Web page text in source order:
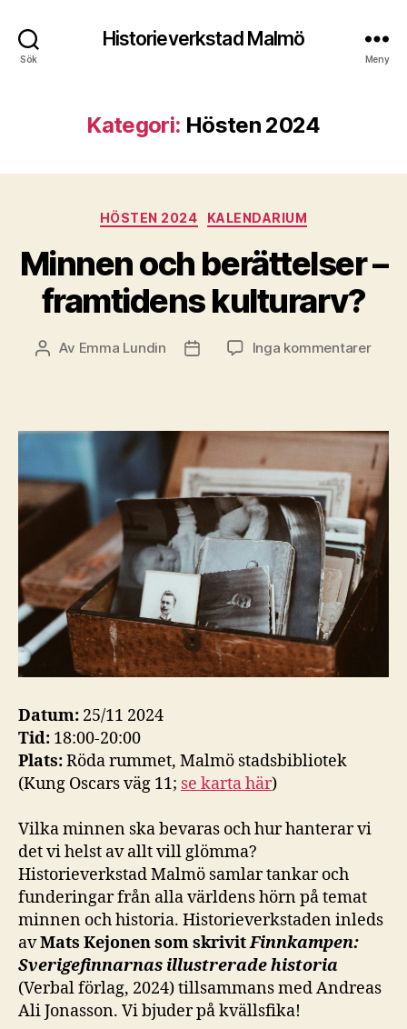
Sök
Historieverkstad Malmö
Meny
Kategori: Hösten 2024
Kategorier
HÖSTEN 2024 KALENDARIUM
Minnen och berättelser –
framtidens kulturarv?
Inläggsförfattare
Av Emma Lundin InläggsdatumInga kommentarertill
Datum: 25/11 2024
Tid: 18:00-20:00
Plats:Röda rummet, Malmö stadsbibliotek
(Kung Oscars väg 11; se karta här)
Vilka minnen ska bevaras och hur hanterar vi
det vi helst av allt vill glömma?
Historieverkstad Malmö samlar tankar och
funderingar från alla världens hörn på temat
minnen och historia. Historieverkstaden inleds
avMats Kejonen som skrivitFinnkampen:
Sverigefinnarnas illustrerade historia
(Verbal förlag, 2024) tillsammans med Andreas
Ali Jonasson. Vi bjuder på kvällsfika!